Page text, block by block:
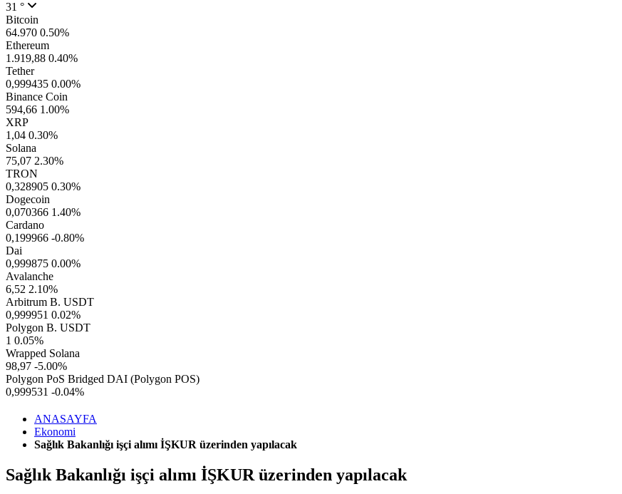
31 °
Bitcoin
64.970 0.50%
Ethereum
1.919,88 0.40%
Tether
0,999435 0.00%
Binance Coin
594,66 1.00%
XRP
1,04 0.30%
Solana
75,07 2.30%
TRON
0,328905 0.30%
Dogecoin
0,070366 1.40%
Cardano
0,199966 -0.80%
Dai
0,999875 0.00%
Avalanche
6,52 2.10%
Arbitrum B. USDT
0,999951 0.02%
Polygon B. USDT
1 0.05%
Wrapped Solana
98,97 -5.00%
Polygon PoS Bridged DAI (Polygon POS)
0,999531 -0.04%
ANASAYFA
Ekonomi
Sağlık Bakanlığı işçi alımı İŞKUR üzerinden yapılacak
Sağlık Bakanlığı işçi alımı İŞKUR üzerinden yapılacak